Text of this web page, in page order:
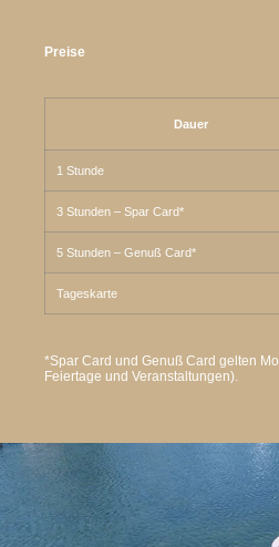
Preise
Dauer
1 Stunde
3 Stunden – Spar Card*
5 Stunden – Genuß Card*
Tageskarte
*Spar Card und Genuß Card gelten
Feiertage und Veranstaltungen).